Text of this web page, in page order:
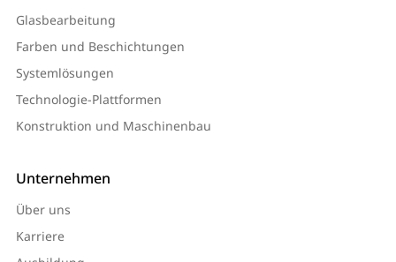
Glasbearbeitung
Farben und Beschichtungen
Systemlösungen
Technologie-Plattformen
Konstruktion und Maschinenbau
Unternehmen
Über uns
Karriere